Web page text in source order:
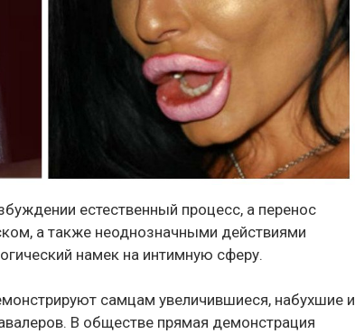
естественный процесс, а перенос
а также неоднозначными действиями
намек на интимную сферу.
самцам увеличившиеся, набухшие и
В обществе прямая демонстрация